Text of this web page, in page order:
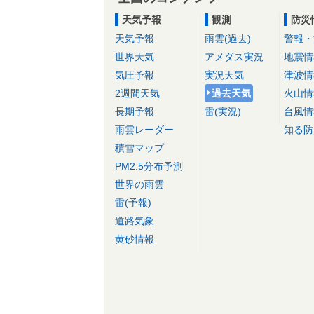
天気予報
天気予報
世界天気
気圧予報
2週間天気
長期予報
雨雲レーダー
積雪マップ
PM2.5分布予測
世界の雨雲
雷(予報)
道路気象
黄砂情報
観測
雨雲(過去)
アメダス実況
実況天気
過去天気
雷(実況)
防災
警報
地震
津波
火山
台風
知る